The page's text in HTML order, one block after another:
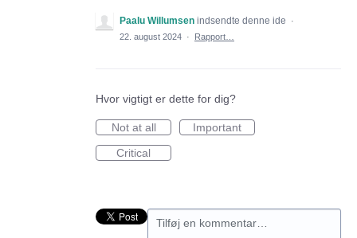
Paalu Willumsen indsendte denne ide
·
22. august 2024 · Rapport…
Hvor vigtigt er dette for dig?
Not at all
Important
Critical
Tilføj en kommentar…